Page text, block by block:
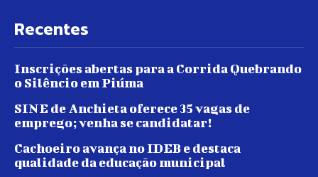
Recentes
Inscrições abertas para a Corrida Quebrando
o Silêncio em Piúma
SINE de Anchieta oferece 35 vagas de
emprego; venha se candidatar!
Cachoeiro avança no IDEB e destaca
qualidade da educação municipal